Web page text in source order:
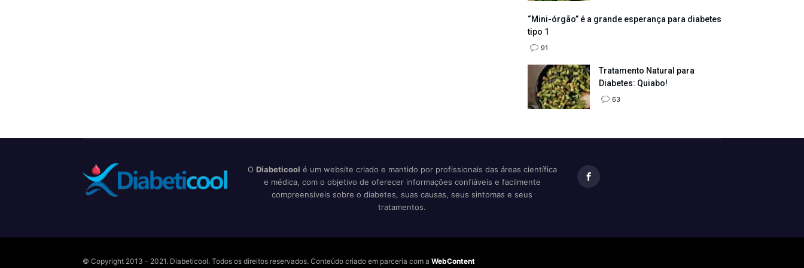
“Mini-órgão” é a grande esperança para diabetes
tipo 1
91
Tratamento Natural para
Diabetes: Quiabo!
63
O Diabeticool é um website criado e mantido por profissionais das áreas científica
e médica, com o objetivo de oferecer informações confiáveis e facilmente
compreensíveis sobre o diabetes, suas causas, seus sintomas e seus
tratamentos.
© Copyright 2013 - 2021. Diabeticool. Todos os direitos reservados. Conteúdo criado em parceria com a WebContent